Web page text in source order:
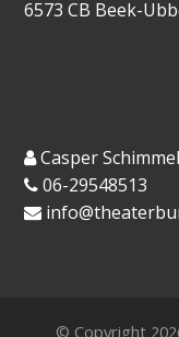
6573 CB Beek-
Casper Schimmel
06-29548513
© Copyright